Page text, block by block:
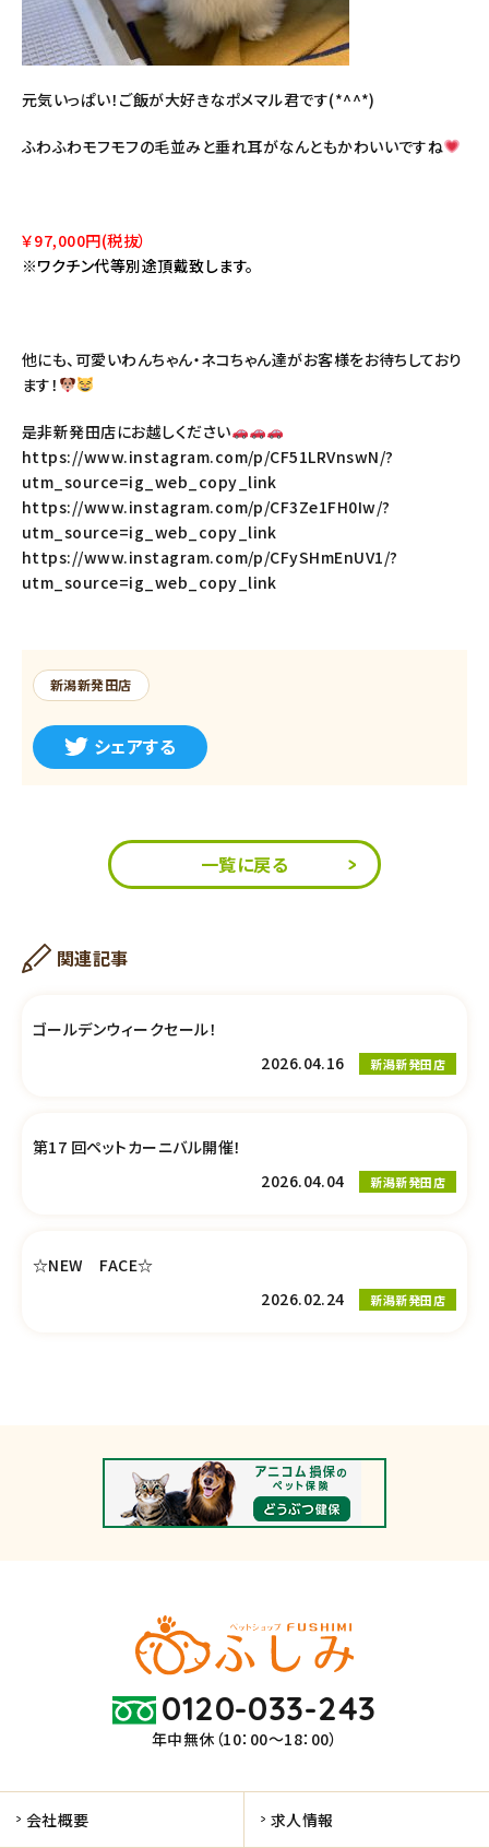
元気いっぱい！ご飯が大好きなポメマル君です(*^^*)
ふわふわモフモフの毛並みと垂れ耳がなんともかわいいですね
￥97,000円(税抜）
※ワクチン代等別途頂戴致します。
他にも、可愛いわんちゃん・ネコちゃん達がお客様をお待ちしており
ます！
是非新発田店にお越しください
https://www.instagram.com/p/CF51LRVnswN/?
utm_source=ig_web_copy_link
https://www.instagram.com/p/CF3Ze1FH0Iw/?
utm_source=ig_web_copy_link
https://www.instagram.com/p/CFySHmEnUV1/?
utm_source=ig_web_copy_link
新潟新発田店
シェアする
一覧に戻る
関連記事
ゴールデンウィークセール！
2026.04.16
新潟新発田店
第17 回ペットカーニバル開催！
2026.04.04
新潟新発田店
☆NEW FACE☆
2026.02.24
新潟新発田店
0120-033-243
年中無休（10：00～18：00）
会社概要 求人情報